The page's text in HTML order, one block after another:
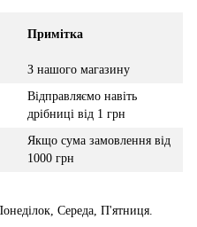
Примітка
З нашого магазину
Відправляємо навіть
дрібниці від 1 грн
Якщо сума замовлення від
1000 грн
Середа, П'ятниця.